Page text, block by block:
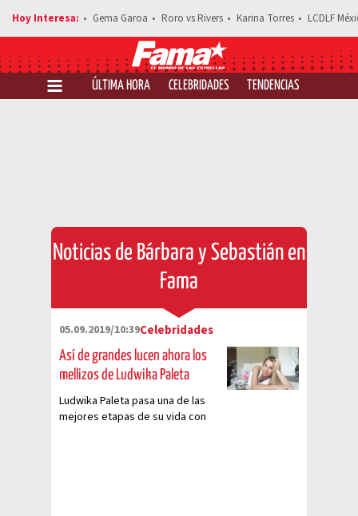
Gema Garoa Roro vs Rivers Karina Torres LCDLF
ÚLTIMA HORA CELEBRIDADES TENDENCIAS
Noticias de Bárbara y Sebastián en
Fama
05.09.2019/10:39Celebridades
Así de grandes lucen ahora los
mellizos de Ludwika Paleta
Ludwika Paleta pasa una de las
mejores etapas de su vida con